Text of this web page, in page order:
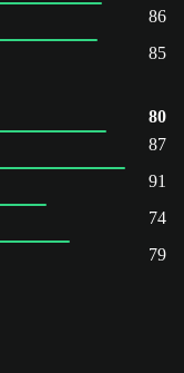
86
85
80
87
91
74
79